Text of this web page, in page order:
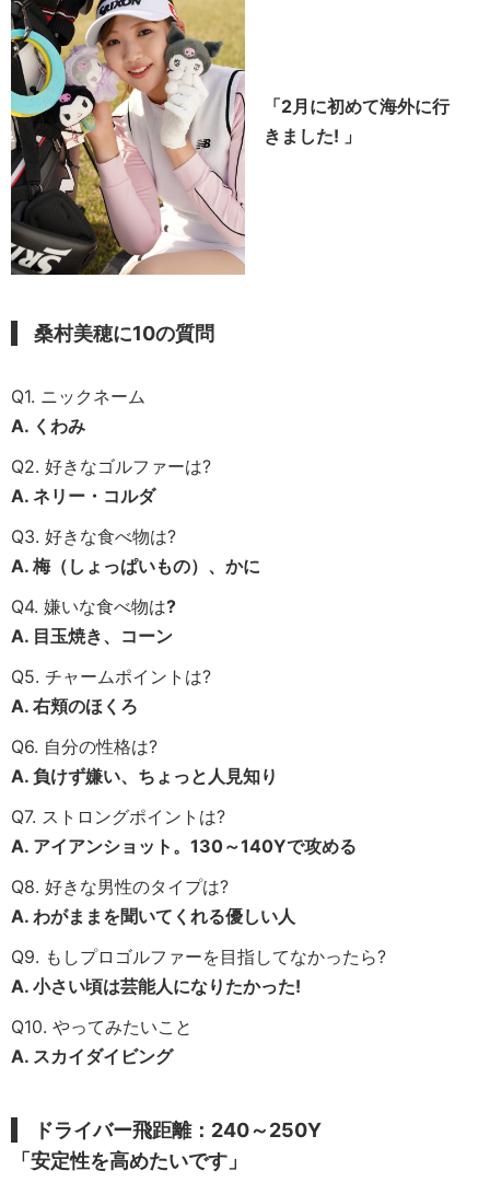
「2月に初めて海外に行
きました! 」
桑村美穂に10の質問
Q1. ニックネーム
A. くわみ
Q2. 好きなゴルファーは?
A. ネリー・コルダ
Q3. 好きな食べ物は?
A. 梅（しょっぱいもの）、かに
Q4. 嫌いな食べ物は?
A. 目玉焼き、コーン
Q5. チャームポイントは?
A. 右頬のほくろ
Q6. 自分の性格は?
A. 負けず嫌い、ちょっと人見知り
Q7. ストロングポイントは?
A. アイアンショット。130～140Yで攻める
Q8. 好きな男性のタイプは?
A. わがままを聞いてくれる優しい人
Q9. もしプロゴルファーを目指してなかったら?
A. 小さい頃は芸能人になりたかった!
Q10. やってみたいこと
A. スカイダイビング
ドライバー飛距離：240～250Y
「安定性を高めたいです」